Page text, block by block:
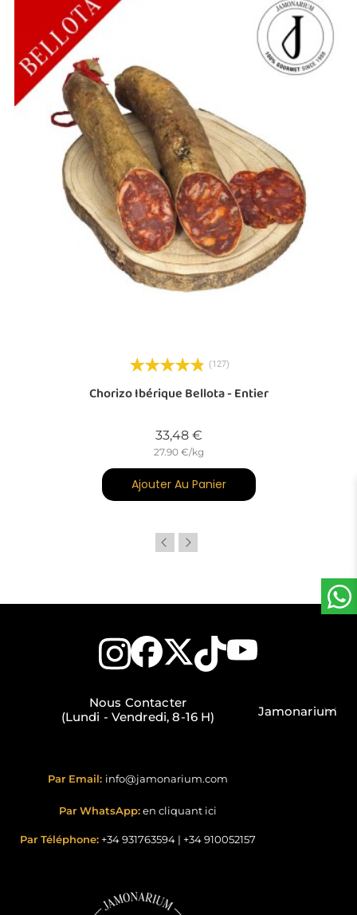
(127)
Chorizo Ibérique Bellota - Entier
33,48 €Prix
27.90 €/kg
Ajouter Au Panier
Nous Contacter
(Lundi - Vendredi, 8-16 H)
Par Email: info@jamonarium.com
Par WhatsApp:en cliquant ici
Par Téléphone: +34 931763594 | +34 910052157
Jamonarium